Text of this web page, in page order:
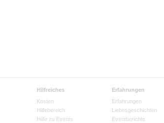
Hilfreiches
Kosten
Hilfebereich
Hilfe zu Events
Erfahrungen
Erfahrungen
Liebesgeschichten
Eventberichte